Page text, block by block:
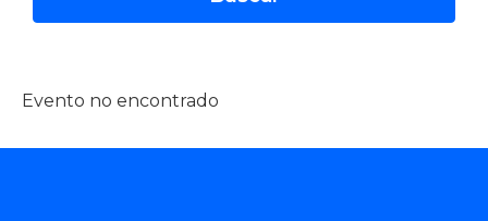
Evento no encontrado